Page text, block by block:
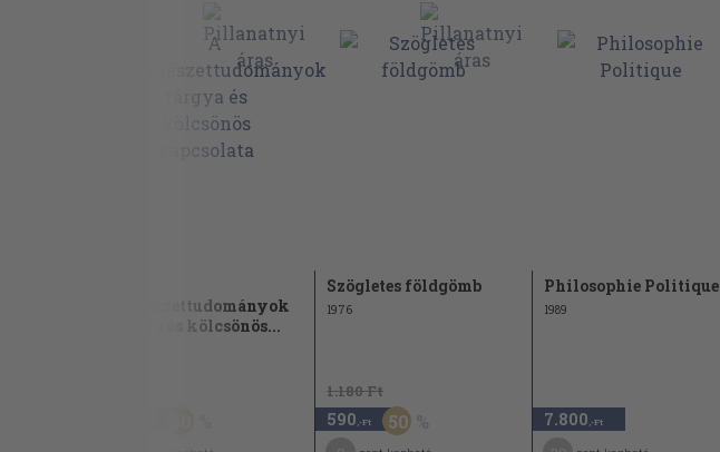
természettudományok
tárgya és kölcsönös...
Szögletes földgömb
1976
1.180 Ft
590 ,-Ft 50
Philosophie Politique
1989
7.800 ,-Ft